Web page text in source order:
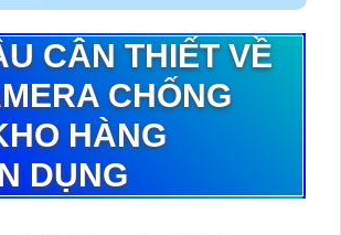
CÂN THIẾT VỀ
CHỐNG
HÀNG
DỤNG